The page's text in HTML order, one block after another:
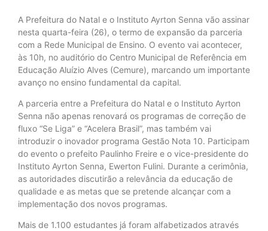
A Prefeitura do Natal e o Instituto Ayrton Senna vão assinar
nesta quarta-feira (26), o termo de expansão da parceria
com a Rede Municipal de Ensino. O evento vai acontecer,
às 10h, no auditório do Centro Municipal de Referência em
Educação Aluízio Alves (Cemure), marcando um importante
avanço no ensino fundamental da capital.
A parceria entre a Prefeitura do Natal e o Instituto Ayrton
Senna não apenas renovará os programas de correção de
fluxo “Se Liga” e “Acelera Brasil”, mas também vai
introduzir o inovador programa Gestão Nota 10. Participam
do evento o prefeito Paulinho Freire e o vice-presidente do
Instituto Ayrton Senna, Ewerton Fulini. Durante a cerimônia,
as autoridades discutirão a relevância da educação de
qualidade e as metas que se pretende alcançar com a
implementação dos novos programas.
Mais de 1.100 estudantes já foram alfabetizados através